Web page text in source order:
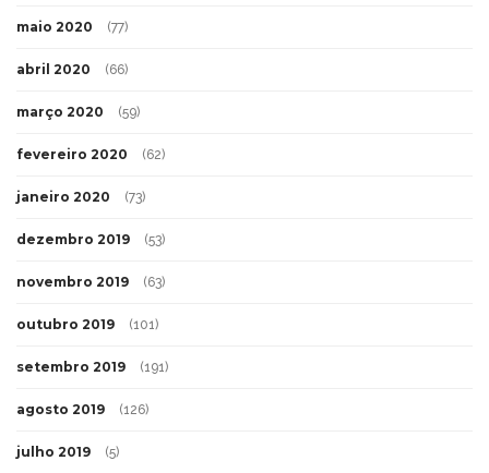
maio 2020 (77)
abril 2020 (66)
março 2020 (59)
fevereiro 2020 (62)
janeiro 2020 (73)
dezembro 2019 (53)
novembro 2019 (63)
outubro 2019 (101)
setembro 2019 (191)
agosto 2019 (126)
julho 2019 (5)